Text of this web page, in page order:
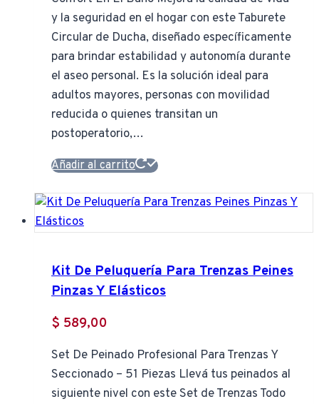
y la seguridad en el hogar con este Taburete
Circular de Ducha, diseñado específicamente
para brindar estabilidad y autonomía durante
el aseo personal. Es la solución ideal para
adultos mayores, personas con movilidad
reducida o quienes transitan un
postoperatorio,…
Añadir al carrito
Kit De Peluquería Para Trenzas Peines
Pinzas Y Elásticos
$ 589,00
Set De Peinado Profesional Para Trenzas Y
Seccionado – 51 Piezas Llevá tus peinados al
siguiente nivel con este Set de Trenzas Todo